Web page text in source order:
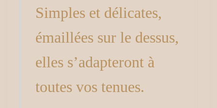
Simples et délicates,
émaillées sur le dessus,
elles s’adapteront à
toutes vos tenues.